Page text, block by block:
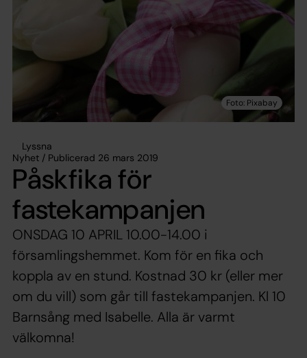
Lyssna
Nyhet / Publicerad 26 mars 2019
Påskfika för
fastekampanjen
ONSDAG 10 APRIL 10.00-14.00 i
församlingshemmet. Kom för en fika och
koppla av en stund. Kostnad 30 kr (eller mer
om du vill) som går till fastekampanjen. Kl 10
Barnsång med Isabelle. Alla är varmt
välkomna!